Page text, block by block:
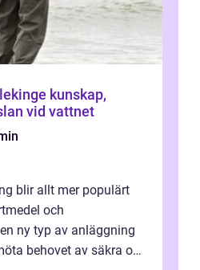
kunskap,
vid vattnet
blir allt mer populärt
och
ny typ av anläggning
behovet av säkra och